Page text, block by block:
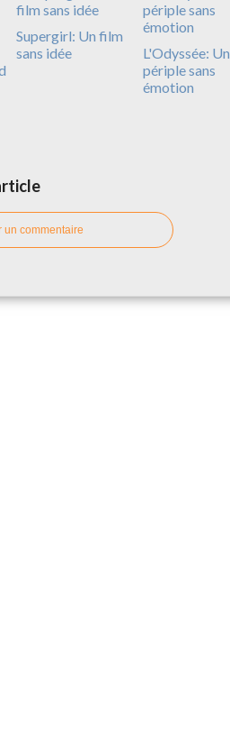
Supergirl: Un film
sans idée
L'Odyssée: Un
périple sans
émotion
un commentaire